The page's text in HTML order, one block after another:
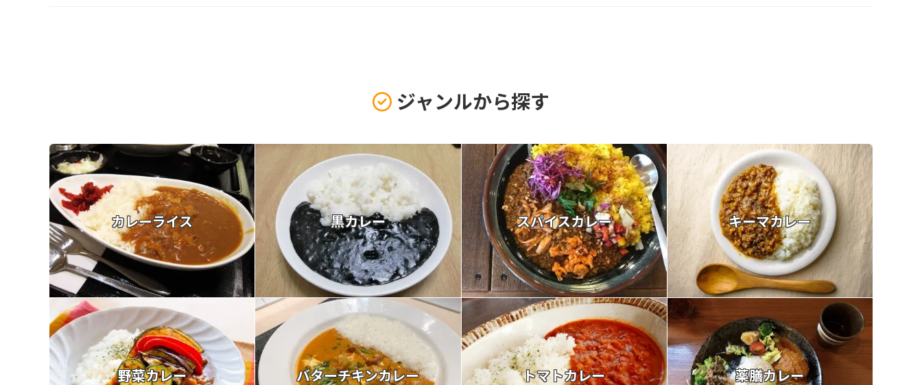
ジャンルから探す
カレーライス 黒カレー スパイスカレー キーマカレー
野菜カレー バターチキンカレー トマトカレー 薬膳カレー